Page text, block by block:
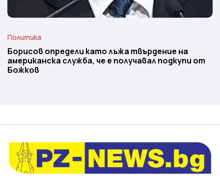
Политика
Борисов определи като лъжа твърдение на
американска служба, че е получавал подкупи от
Божков